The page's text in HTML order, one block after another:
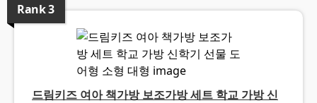
Rank3
드림키즈 여아 책가방 보조가방 세트 학교 가방 신